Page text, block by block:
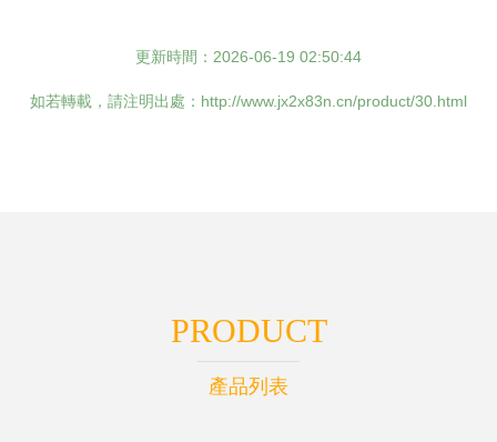
更新時間：2026-06-19 02:50:44
如若轉載，請注明出處：http://www.jx2x83n.cn/product/30.html
PRODUCT
產品列表